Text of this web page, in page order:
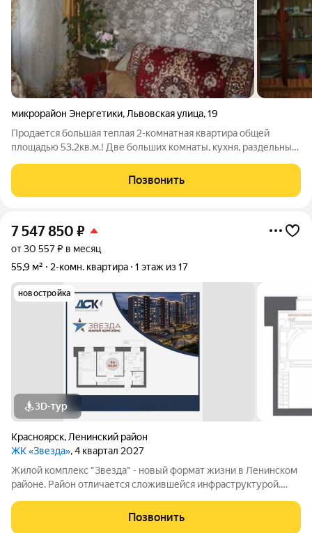
микрорайон Энергетики, Львовская улица,19
Продается большая теплая 2-комнатная квартира общей
площадью 53,2кв.м.! Две больших комнаты, кухня, раздельный
потолки, окна ПВХ, на полу линолеум, санузел в кафеле,
застекленный балкон. Окна
Позвонить
7 547 850 ₽
от 30 557 ₽ в месяц
55,9 м²
2-комн. квартира 1 этаж из 17
новостройка
3D-тур
Красноярск, Ленинский район
ЖК «Звезда», 4 квартал 2027
Жилой комплекс "Звезда" - новый формат жизни в Ленинском
районе. Район отличается сложившейся инфраструктурой.
большой парк с одноименным названием. Развита
транспортная и дорожная сети. Есть
Позвонить